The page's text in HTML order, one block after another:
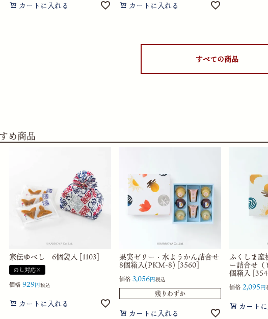
カートに入れる カートに入れる
すべての商品
め商品
家伝ゆべし 6個袋入 [1103]
のし対応×
価格 929 税込
カートに入れる
果実ゼリー・水ようかん詰合せ
8個箱入(PKM-8) [3560]
価格 3,056 税込
残りわずか
カートに入れる
ふくしま産
ー詰合せ
個箱入
価格 2,095
カート